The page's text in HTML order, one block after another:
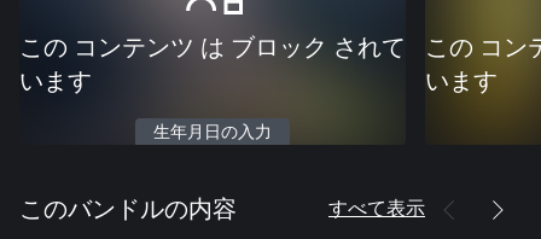
この コンテンツ は ブロック されて
います
生年月日の入力
この コン
います
このバンドルの内容 すべて表示